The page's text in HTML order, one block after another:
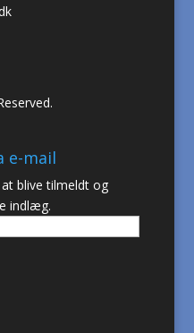
e-mail
blive tilmeldt og
indlæg.